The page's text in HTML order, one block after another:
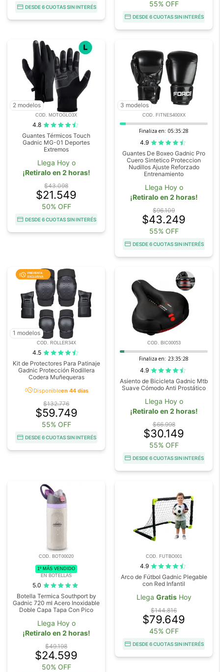
DESDE 6 CUOTAS SIN INTERÉS 55% OFF
DESDE 6 CUOTAS SIN INTERÉS
2 modelos
COD. MOTOGLO3X
4.8
Guantes Térmicos Touch
Gadnic MG-01 Deportes
Extremos
Llega Hoy o
¡Retiralo en 2 horas!
$43.098
$21.549
50% OFF
DESDE 6 CUOTAS SIN INTERÉS
3 modelos
COD. FITNES400XX
Finaliza en: 05:35:27
4.9
Guantes De Boxeo Gadnic Pro
Cuero Sintetico Proteccion
Nudillos Ajuste Reforzado
Entrenamiento
Llega Hoy o
¡Retiralo en 2 horas!
$96.109
$43.249
55% OFF
DESDE 6 CUOTAS SIN INTERÉS
1 modelos
COD. ROLLER34X
4.5
Kit de Protectores Para Patinaje
Gadnic Protección Rodillera
Codera Muñequeras
acuteDisponibleen 44 días
$132.776
$59.749
55% OFF
DESDE 6 CUOTAS SIN INTERÉS
COD. BIC00053
Finaliza en: 23:35:27
4.9
Asiento de Bicicleta Gadnic Mtb
Suave Cómodo Anti Prostático
Llega Hoy o
¡Retiralo en 2 horas!
$66.998
$30.149
55% OFF
DESDE 6 CUOTAS SIN INTERÉS
COD. BOT00020
1º MÁS VENDIDO
EN BOTELLAS
5.0
Botella Termica Southport by
Gadnic 720 ml Acero Inoxidable
Doble Capa Tapa Con Pico
Llega Hoy o
¡Retiralo en 2 horas!
$49.198
$24.599
50% OFF
COD. FUTBO001
4.9
Arco de Fútbol Gadnic Plegable
con Red Infantil
Llega GratisHoy
$144.816
$79.649
45% OFF
DESDE 6 CUOTAS SIN INTERÉS